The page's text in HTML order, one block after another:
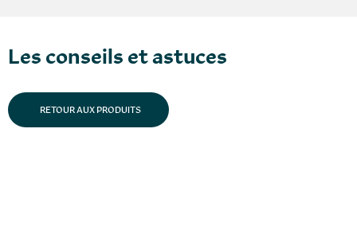
Les conseils et astuces
RETOUR AUX PRODUITS